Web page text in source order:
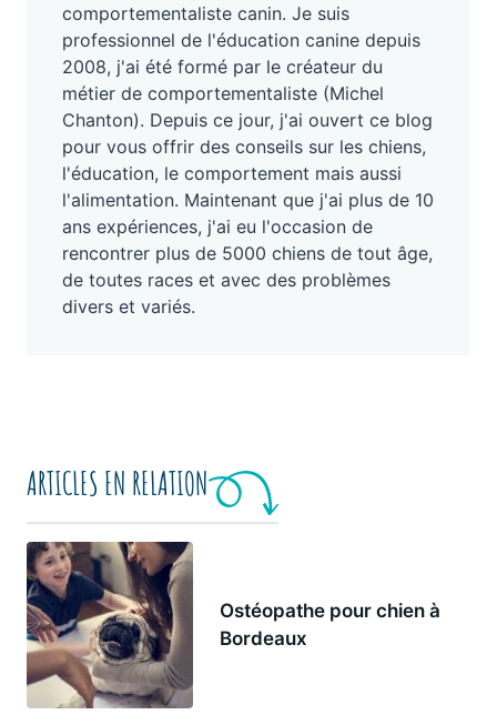
comportementaliste canin. Je suis
professionnel de l'éducation canine depuis
2008, j'ai été formé par le créateur du
métier de comportementaliste (Michel
Chanton). Depuis ce jour, j'ai ouvert ce blog
pour vous offrir des conseils sur les chiens,
l'éducation, le comportement mais aussi
l'alimentation. Maintenant que j'ai plus de 10
ans expériences, j'ai eu l'occasion de
rencontrer plus de 5000 chiens de tout âge,
de toutes races et avec des problèmes
divers et variés.
ARTICLES EN RELATION
Ostéopathe pour chien à
Bordeaux